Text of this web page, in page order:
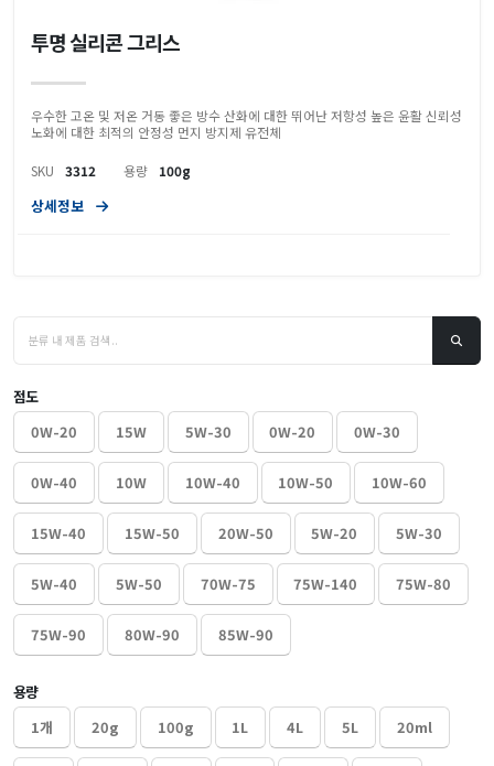
점도
0W-20
15W 5W-30 0W-20 0W-30
0W-40 10W 10W-40 10W-50 10W-60
15W-40 15W-50 20W-50 5W-20 5W-30
5W-40 5W-50 70W-75 75W-140 75W-80
75W-90 80W-90 85W-90
용량
1개
20g 100g 1L 4L 5L 20ml
투명 실리콘 그리스
우수한 고온 및 저온 거동 좋은 방수 산화에 대한 뛰어난 저항성 높은 윤활 신뢰성
노화에 대한 최적의 안정성 먼지 방지제 유전체
SKU 3312 용량 100g
상세정보